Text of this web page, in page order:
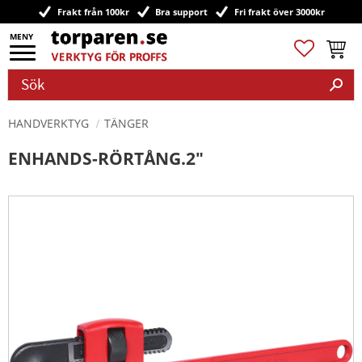
Meny
Frakt från 100kr Bra support Fri frakt över 3000kr
Favoriter
HANDVERKTYG TÄNGER
ENHANDS-RÖRTÅNG.2"